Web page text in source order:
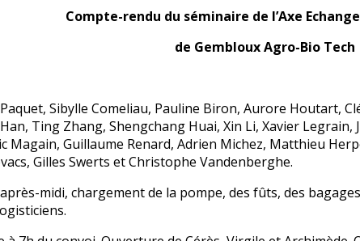
Compte-rendu du séminaire de l’Axe
de Gembloux Agro-Bio Tech
Sibylle Comeliau, Pauline Biron, Aurore Houtart,
Ting Zhang, Shengchang Huai, Xin Li, Xavier
Magain, Guillaume Renard, Adrien Michez, Matthieu
Gilles Swerts et Christophe Vandenberghe.
midi, chargement de la pompe, des fûts, des